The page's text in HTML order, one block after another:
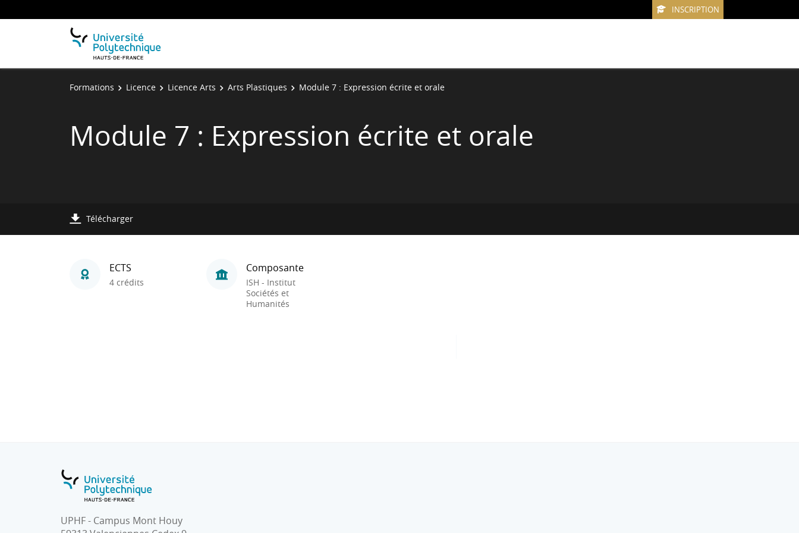
INSCRIPTION
Formations Licence Licence Arts Arts Plastiques Module 7 : Expression écrite et orale
Module 7 : Expression écrite et orale
Télécharger
ECTS
4 crédits
Composante
ISH - Institut
Sociétés et
Humanités
UPHF - Campus Mont Houy